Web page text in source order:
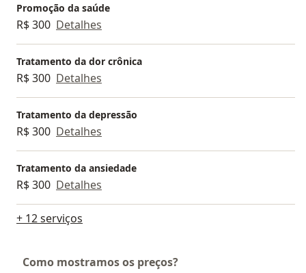
Promoção da saúde
R$ 300 Detalhes
Tratamento da dor crônica
R$ 300 Detalhes
Tratamento da depressão
R$ 300 Detalhes
Tratamento da ansiedade
R$ 300 Detalhes
+ 12 serviços
Como mostramos os preços?